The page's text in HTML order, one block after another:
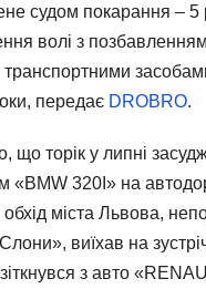
судом покарання – 5
волі з
транспортними
передає DROBRO.
що торік у липні
«BMW 320I» на
міста Львова,
виїхав на
з авто